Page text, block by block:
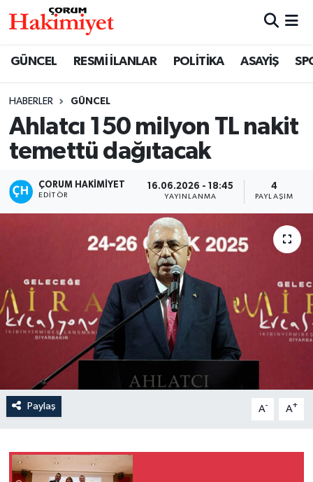
GÜNCEL RESMİ İLANLAR POLİTİKA ASAYİŞ
HABERLER GÜNCEL
Ahlatcı 150 milyon TL nakit
temettü dağıtacak
ÇORUM HAKIMIYET
EDITÖR
16.06.2026 - 18:45
YAYINLANMA
4
PAYLAŞIM
Paylaş A- A+
SAĞLIK
ASAYİŞ
EKONOMİ
EĞİTİM
İLÇELER
OTOPARK
TEKNOLOJİ
Nöbetçi Eczaneler
Çorum Namaz Vakitleri
Trafik Durumu
Süper Lig Puan Durumu ve Fikstür
Son Dakika Haberleri
Haber Arşivi